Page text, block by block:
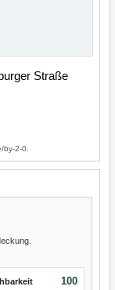
Straße
by-2-0.
100